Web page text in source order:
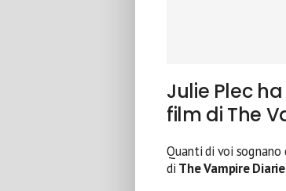
Julie Plec
film di The
Quanti di voi
di The Vampire